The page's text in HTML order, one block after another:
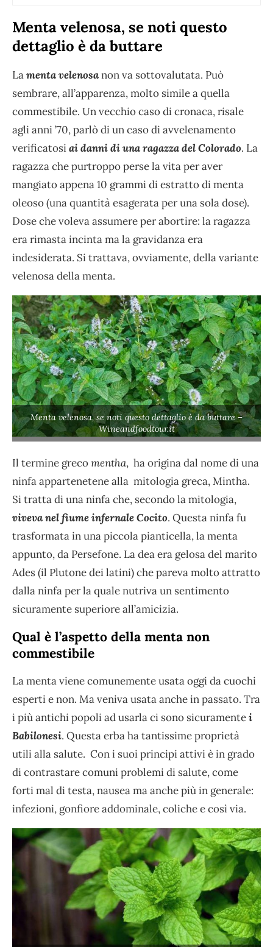
Menta velenosa, se noti questo
dettaglio è da buttare
Lamenta velenosanon va sottovalutata. Può
sembrare, all’apparenza, molto simile a quella
commestibile. Un vecchio caso di cronaca, risale
agli anni ’70, parlò di un caso di avvelenamento
verificatosiai danni di una ragazza del Colorado. La
ragazza che purtroppo perse la vita per aver
mangiato appena 10 grammi di estratto di menta
oleoso (una quantità esagerata per una sola dose).
Dose che voleva assumere per abortire: la ragazza
era rimasta incinta ma la gravidanza era
indesiderata. Si trattava, ovviamente, della variante
velenosa della menta.
Menta velenosa, se noti questo dettaglio è da buttare –
Wineandfoodtour.it
Il termine grecomentha, ha origina dal nome di una
ninfa appartenetene alla mitologia greca, Mintha.
Si tratta di una ninfa che, secondo la mitologia,
viveva nel fiume infernale Cocito. Questa ninfa fu
trasformata in una piccola pianticella, la menta
appunto, da Persefone. La dea era gelosa del marito
Ades (il Plutone dei latini) che pareva molto attratto
dalla ninfa per la quale nutriva un sentimento
sicuramente superiore all’amicizia.
Qual è l’aspetto della menta non
commestibile
La menta viene comunemente usata oggi da cuochi
esperti e non. Ma veniva usata anche in passato. Tra
i più antichi popoli ad usarla ci sono sicuramentei
Babilonesi. Questa erba ha tantissime proprietà
utili alla salute. Con i suoi principi attivi è in grado
di contrastare comuni problemi di salute, come
forti mal di testa, nausea ma anche più in generale:
infezioni, gonfiore addominale, coliche e così via.